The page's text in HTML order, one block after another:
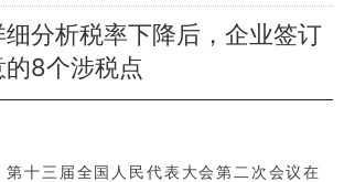
分析税率下降后，企业签订
8个涉税点
十三届全国人民代表大会第二次会议在